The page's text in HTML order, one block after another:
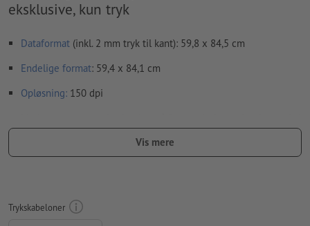
eksklusive, kun tryk
Dataformat (inkl. 2 mm tryk til kant): 59,8 x 84,5 cm
Endelige format: 59,4 x 84,1 cm
Opløsning: 150 dpi
Skrifttyperskal integreres helt eller konverteres til kurver
Vi kontrollerer ikke for
Vis mere
Trykskabeloner